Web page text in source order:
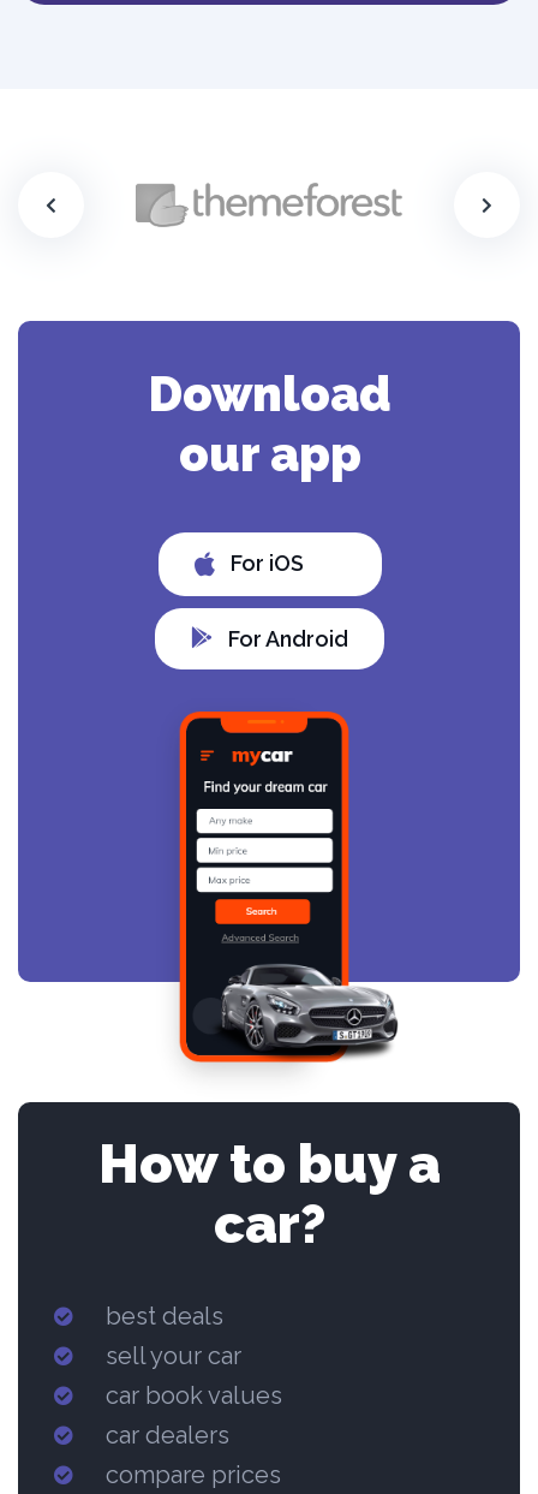
Download
our app
For iOS
For Android
How to buy a
car?
best deals
sell your car
car book values
car dealers
compare prices